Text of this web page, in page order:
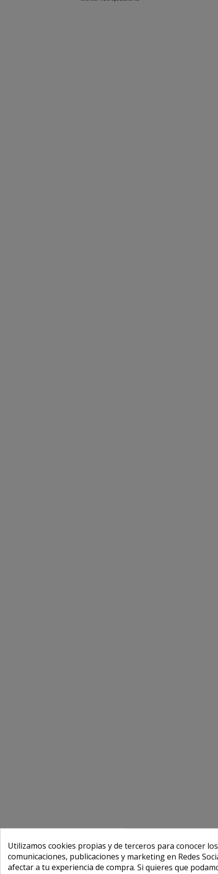
Utilizamos cookies propias y de terceros para conocer
comunicaciones, publicaciones y marketing en Redes
afectar a tu experiencia de compra. Si quieres que